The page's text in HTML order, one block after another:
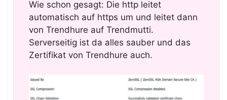
Wie schon gesagt: Die http leitet
automatisch auf https um und leitet dann
von Trendhure auf Trendmutti.
Serverseitig ist da alles sauber und das
Zertifikat von Trendhure auch.